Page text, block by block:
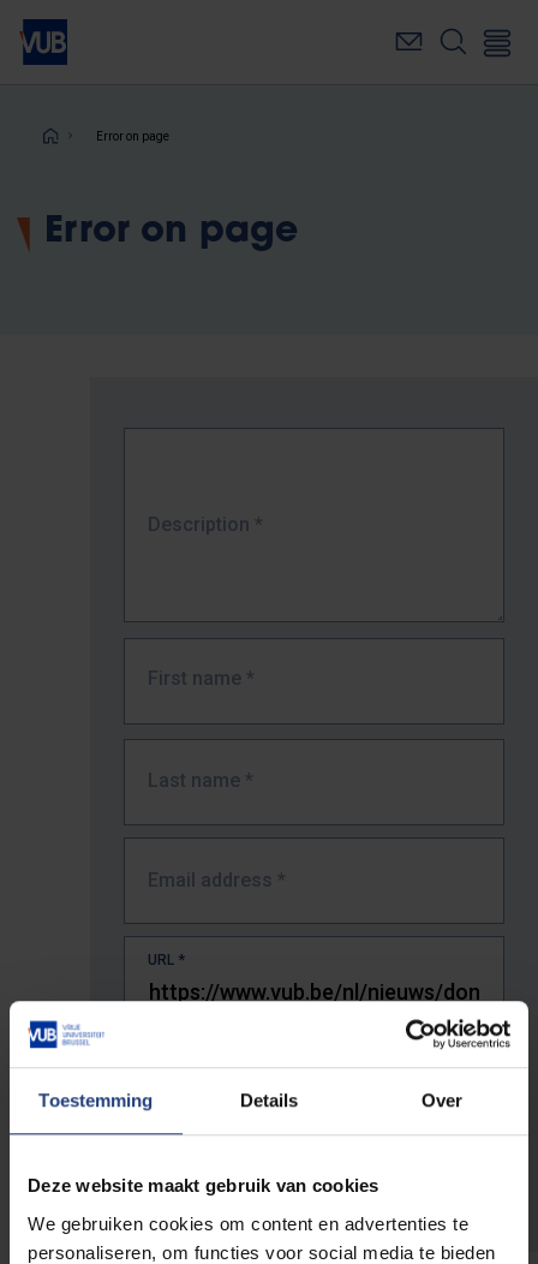
Toestemming Details Over
Deze website maakt gebruik van cookies
We gebruiken cookies om content en advertenties te
personaliseren, om functies voor social media te bieden
Skip
main
Breadcrumb
Error on page
Error on page
Description *
First name *
Last name *
Email address *
URL *
The full URL of the page where you encountered the error.